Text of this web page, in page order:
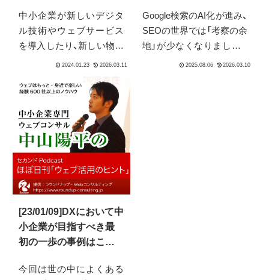
ら考える
中小企業が新しいデジタ
ル技術やウェブサービス
を導入したり、新しい物を
取り入れていくのは様々
りがちです。社内での理
解や協力が得られにくい
状況の中で、とは言えどう
すれば前に進んでいける
のか？そのためには、優先
順位の基準をある物にす
ることが重要です。特に
中小企業では、速い変化を
強みに活かせる体制を作
りやすく、大きなアドバン
テージを持つことができ
すれば？続きはPodcastを
Google検索のAI化が進み、
SEOの世界では「考察の余
地」が少なくなりました。
結果、最新情報として流れ
[23/01/09]DXにおいて中
小企業が目指すべき最
初の一歩の事例はこれ
今回は世の中によくある